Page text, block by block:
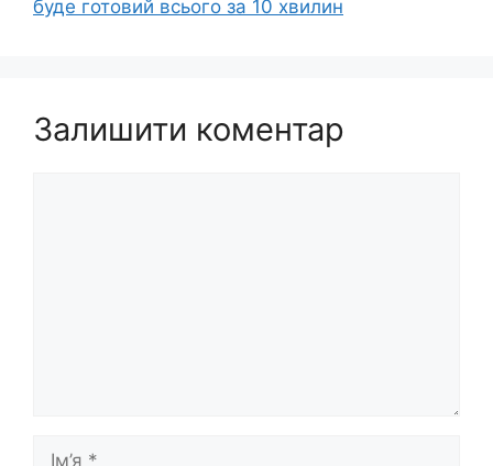
буде готовий всього за 10 хвилин
Залишити коментар
Ім’я